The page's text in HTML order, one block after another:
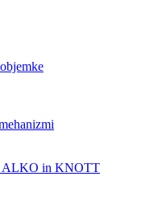
ALKO in KNOTT